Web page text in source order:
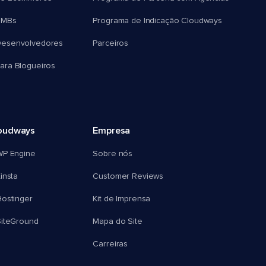
Blogueiros
Programa de Indicação Cloudways
Parceiros
Engine
Empresa
Sobre nós
Customer Reviews
Kit de Imprensa
Mapa do Site
Carreiras